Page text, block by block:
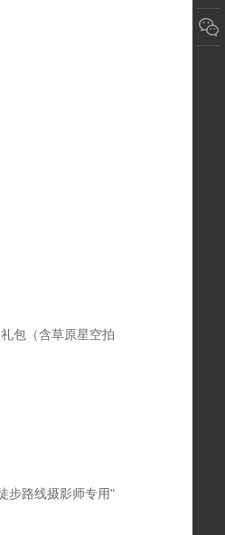
包（含草原星空拍
步路线摄影师专用"